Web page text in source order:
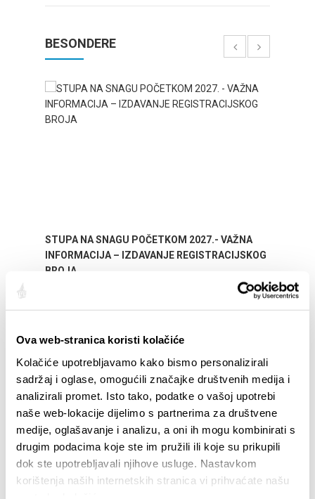
Ova web-stranica koristi kolačiće
Kolačiće upotrebljavamo kako bismo personalizirali
sadržaj i oglase, omogućili značajke društvenih medija i
analizirali promet. Isto tako, podatke o vašoj upotrebi
naše web-lokacije dijelimo s partnerima za društvene
medije, oglašavanje i analizu, a oni ih mogu kombinirati s
drugim podacima koje ste im pružili ili koje su prikupili
dok ste upotrebljavali njihove usluge. Nastavkom
korištenja naših internetskih stranica vi prihvaćate našu
BESONDERE
STUPA NA SNAGU POČETKOM 2027.- VAŽNA
INFORMACIJA – IZDAVANJE REGISTRACIJSKOG
BROJA
EREIGNISSE
14.07.26
- 14.08.26
72th SPLIT SUMMER FESTIVAL